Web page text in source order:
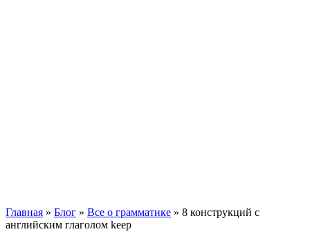
Главная » Блог » Все о грамматике » 8 конструкций с
английским глаголом keep